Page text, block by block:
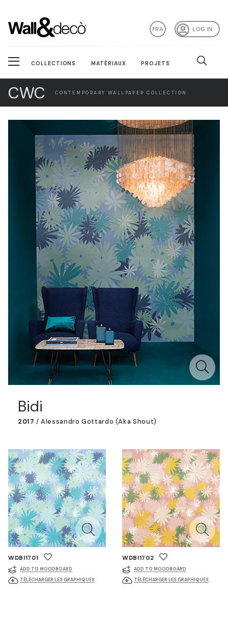
LOG IN
FRA
COLLECTIONS MATÉRIAUX PROJETS
CWC CONTEMPORARY WALLPAPER COLLECTION
Bidi
2017 / Alessandro Gottardo (aka Shout)
WDBI1701
ADD TO MOODBOARD
TÉLÉCHARGER LES GRAPHIQUES
WDBI1702
ADD TO MOODBOARD
TÉLÉCHARGER LES GRAPHIQUES